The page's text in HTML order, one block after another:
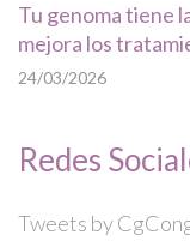
Tu genoma tiene
mejora los
24/03/2026
Redes
Tweets by